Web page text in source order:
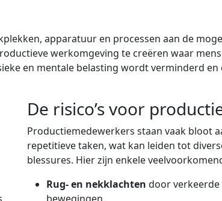
apparatuur en processen aan de
werkomgeving te creëren waar
en mentale belasting wordt verminderd
De risico’s voor
Productiemedewerkers staan vaak bloot
repetitieve taken, wat kan leiden tot
blessures. Hier zijn enkele
Rug- en nekklachten door